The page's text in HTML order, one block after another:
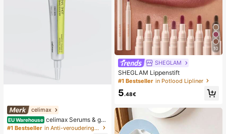
celimax
EU Warehouse celimax Serums & gez
ichtsbehandelingen
#1 Bestseller in Anti-veroudering Serums & Gezichtsbehandelingen
10
SHEGLAM
SHEGLAM Lippenstift
#1 Bestseller in Potlood Lipliner
5.48€